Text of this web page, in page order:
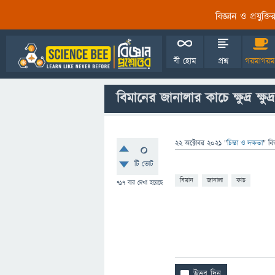
বিজ্ঞান ও
বী হোম প্রশ্ন
বিমানের জানালার কাচে ক্ষুদ্র
0
টি ভোট
717 বার দেখা হয়েছে
22 অক্টোবর 2021 "চিন্তা ও দক্ষতা"
বিমান জানালা কাচ